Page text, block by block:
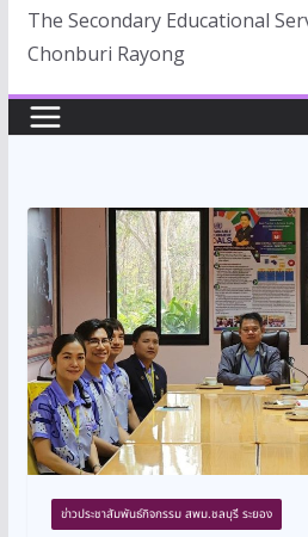
The Secondary Educational
Chonburi Rayong
ข่าวประชาสัมพันธ์กิจกรรม สพม.ชลบุรี ระยอง